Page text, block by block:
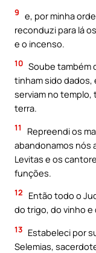
9 e, por minha
reconduzi para lá
e o incenso.
10 Soube também
tinham sido dados,
serviam no templo,
terra.
11
Repreendi os
abandonamos nós
Levitas e os
funções.
12
Então todo o
do trigo, do vinho e
13 Estabeleci por
Selemias,